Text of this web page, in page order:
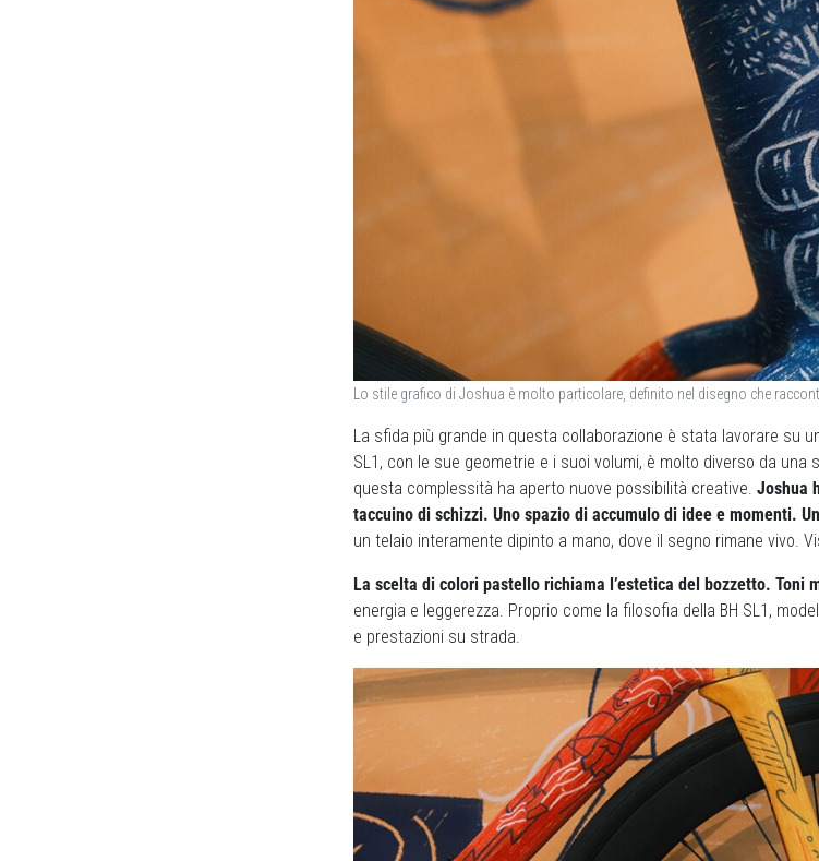
Lo stile grafico di Joshua è molto particolare, definito nel disegno che
La sfida più grande in questa collaborazione è stata lavorare su
SL1, con le sue geometrie e i suoi volumi, è molto diverso da una
questa complessità ha aperto nuove possibilità creative. Joshua
taccuino di schizzi. Uno spazio di accumulo di idee e momenti.
un telaio interamente dipinto a mano, dove il segno rimane vivo.
La scelta di colori pastello richiama l’estetica del bozzetto. Toni
energia e leggerezza. Proprio come la filosofia della BH SL1,
e prestazioni su strada.